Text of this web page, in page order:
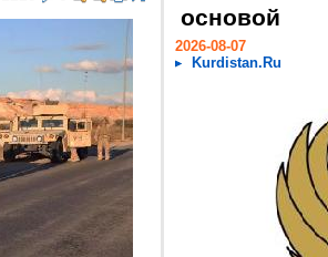
основой
2026-08-07
Kurdistan.Ru